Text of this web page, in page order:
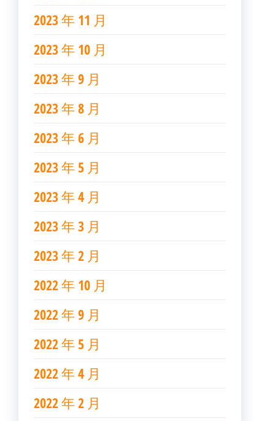
2023 年 11 月
2023 年 10 月
2023 年 9 月
2023 年 8 月
2023 年 6 月
2023 年 5 月
2023 年 4 月
2023 年 3 月
2023 年 2 月
2022 年 10 月
2022 年 9 月
2022 年 5 月
2022 年 4 月
2022 年 2 月